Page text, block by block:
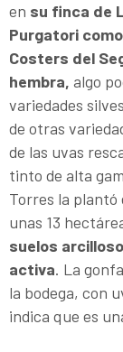
en su finca de
Purgatori
Costers del
hembra, algo
variedades
de otras
de las uvas
tinto de alta
Torres la plantó
unas 13
suelos
activa. La
la bodega, con
indica que es